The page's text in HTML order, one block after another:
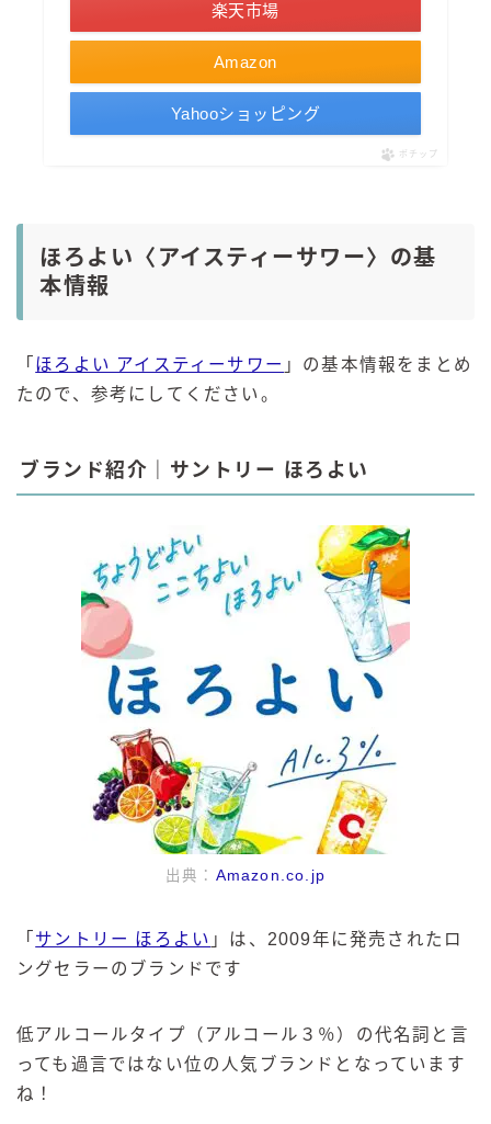
Amazon
楽天市場
Yahooショッピング
ポチップ
ほろよい〈アイスティーサワー〉の基
本情報
「 ほろよい アイスティーサワー 」の基本情報をまとめ
たので、参考にしてください。
ブランド紹介｜サントリー ほろよい
出典： Amazon.co.jp
「 サントリー ほろよい 」は、2009年に発売されたロ
ングセラーのブランドです
低アルコールタイプ（アルコール３％）の代名詞と言
っても過言ではない位の人気ブランドとなっています
ね！